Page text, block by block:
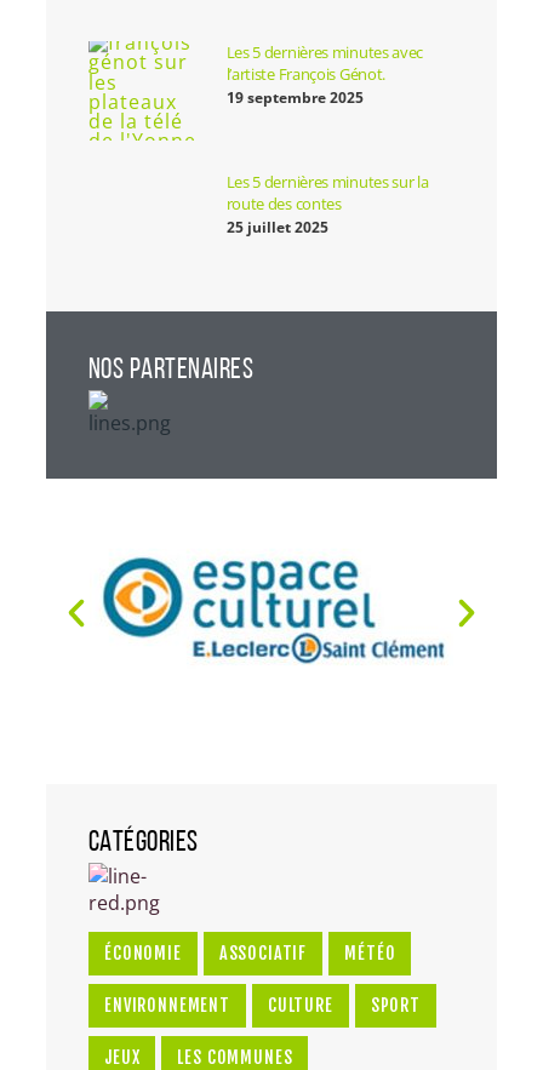
Les 5 dernières minutes avec
l’artiste François Génot.
19 septembre 2025
Les 5 dernières minutes sur la
route des contes
25 juillet 2025
NOS PARTENAIRES
CATÉGORIES
ÉCONOMIE ASSOCIATIF MÉTÉO
ENVIRONNEMENT CULTURE SPORT
JEUX LES COMMUNES